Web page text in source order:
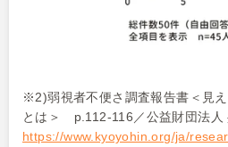
※2)弱視者不便さ調査報告書＜見
とは＞ p.112‐116 ／公益財団法
https://www.kyoyohin.org/ja/